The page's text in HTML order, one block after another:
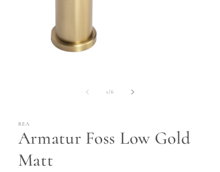
1 /von
6
REA
Armatur Foss Low Gold
Matt